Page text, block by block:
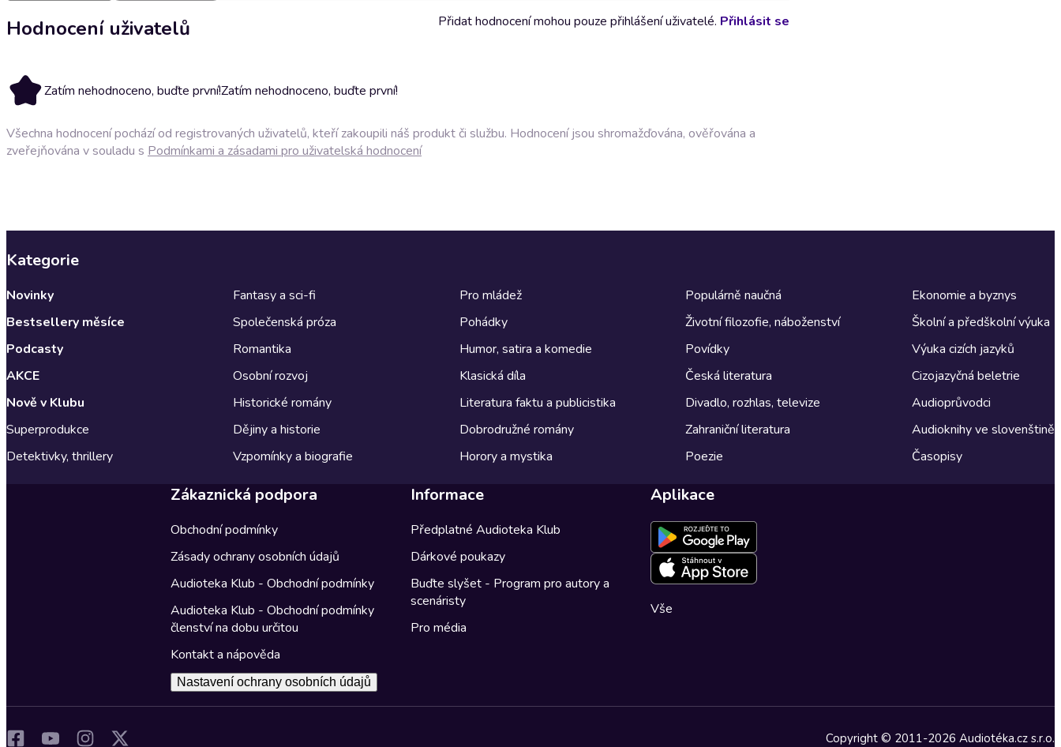
Hodnocení uživatelů
Zatím nehodnoceno, buďte první!Zatím nehodnoceno, buďte první!
Přidat hodnocení mohou pouze přihlášení uživatelé. Přihlásit se
Všechna hodnocení pochází od registrovaných uživatelů, kteří zakoupili náš produkt či službu. Hodnocení jsou shromažďována, ověřována a
zveřejňována v souladu s Podmínkami a zásadami pro uživatelská hodnocení
Kategorie
Novinky
Bestsellery měsíce
Podcasty
AKCE
Nově v Klubu
Superprodukce
Detektivky, thrillery
Fantasy a sci-fi
Společenská próza
Romantika
Osobní rozvoj
Historické romány
Dějiny a historie
Vzpomínky a biografie
Pro mládež
Pohádky
Humor, satira a komedie
Klasická díla
Literatura faktu a publicistika
Dobrodružné romány
Horory a mystika
Populárně naučná
Životní filozofie, náboženství
Povídky
Česká literatura
Divadlo, rozhlas, televize
Zahraniční literatura
Poezie
Ekonomie a byznys
Školní a předškolní výuka
Výuka cizích jazyků
Cizojazyčná beletrie
Audioprůvodci
Audioknihy ve slovenštině
Časopisy
Zákaznická podpora
Obchodní podmínky
Zásady ochrany osobních údajů
Audioteka Klub - Obchodní podmínky
Audioteka Klub - Obchodní podmínky
členství na dobu určitou
Kontakt a nápověda
Nastavení ochrany osobních údajů
Informace
Předplatné Audioteka Klub
Dárkové poukazy
Buďte slyšet - Program pro autory a
scenáristy
Pro média
Aplikace
Vše
Copyright © 2011-2026 Audiotéka.cz s.r.o.